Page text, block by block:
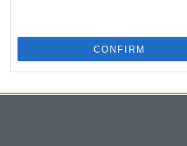
CONFIRM
στο